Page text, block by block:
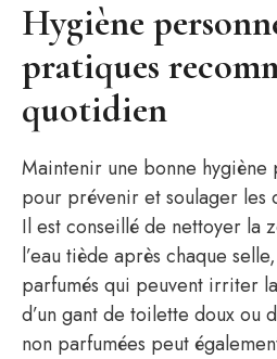
Hygiène
pratiques
quotidien
Maintenir une bonne
pour prévenir et soulager les
Il est conseillé de nettoyer la
l’eau tiède après chaque
parfumés qui peuvent irriter
d’un gant de toilette doux ou
non parfumées peut